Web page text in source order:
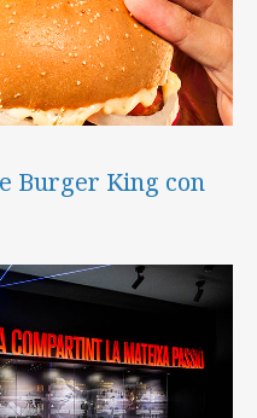
Burger King con